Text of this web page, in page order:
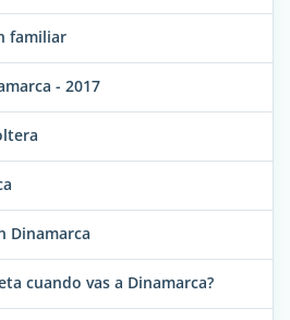
familiar
- 2017
Dinamarca
cuando vas a Dinamarca?